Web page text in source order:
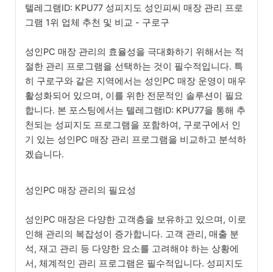
텔레그램ID: KPU77 성피지도 성인피씨 매장 관리 프로
그램 1위 업체 추천 및 비교 - 구로구
성인PC 매장 관리의 효율성을 극대화하기 위해서는 적
절한 관리 프로그램을 선택하는 것이 필수적입니다. 특
히 구로구와 같은 지역에서는 성인PC 매장 운영이 매우
활성화되어 있으며, 이를 위한 전문적인 솔루션이 필요
합니다. 본 포스팅에서는 텔레그램ID: KPU77을 통해 추
천되는 성피지도 프로그램을 포함하여, 구로구에서 인
기 있는 성인PC 매장 관리 프로그램을 비교하고 분석하
겠습니다.
성인PC 매장 관리의 필요성
성인PC 매장은 다양한 고객층을 보유하고 있으며, 이로
인해 관리의 복잡성이 증가합니다. 고객 관리, 매출 분
석, 재고 관리 등 다양한 요소를 고려해야 하는 상황에
서, 체계적인 관리 프로그램은 필수적입니다. 성피지도